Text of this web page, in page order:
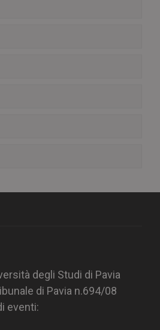
degli Studi di Pavia
di Pavia n.694/08
eventi: